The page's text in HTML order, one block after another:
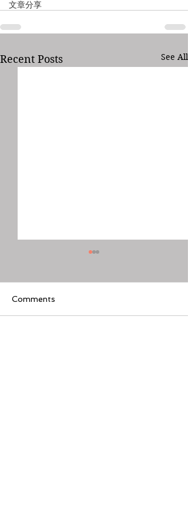
文章分享
Recent Posts See All
Comments